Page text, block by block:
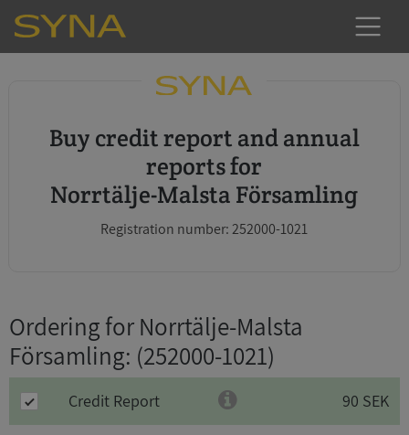
Buy credit report and annual
reports for
Norrtälje-Malsta Församling
Registration number: 252000-1021
Ordering for Norrtälje-Malsta
Församling: (252000-1021)
Credit Report 90 SEK